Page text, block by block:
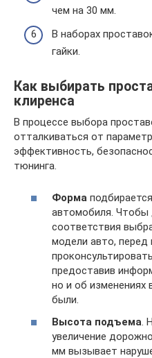
чем на 30 мм.
В наборах
гайки.
Как выбирать
клиренса
В процессе выбора
отталкиваться от
эффективность,
тюнинга.
Форма
автомобиля. Чтобы
соответствия
модели авто, перед
предоставив
но и об изменениях
были.
Высота подъема .
увеличение
мм вызывает